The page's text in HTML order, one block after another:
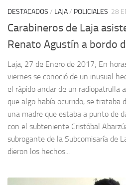
DESTACADOS / LAJA/ POLICIALES 28
Carabineros de Laja
Renato Agustín a bordo
Laja, 27 de Enero de 2017; En
viernes se conoció de un inusual
el rápido andar de un radiopatrulla
que algo había ocurrido, se trataba
una madre que estaba a punto de
con el subteniente Cristóbal
subrogante de la Subcomisaría de
dieron los hechos...